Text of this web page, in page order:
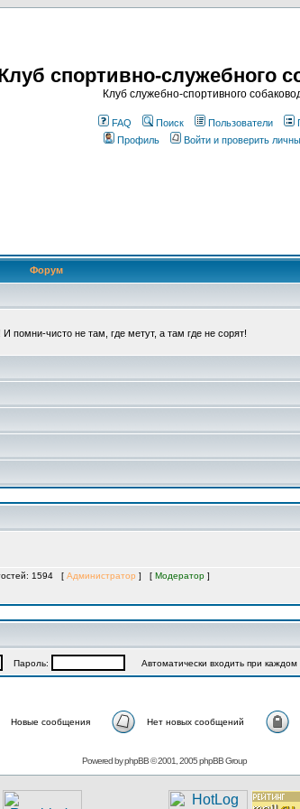
спортивно-служебного
Клуб служебно-спортивного
FAQ Поиск Пользователи
Профиль
Войти и проверить
Форум
помни-чисто не там, где метут, а там где не сорят!
1594 [ Администратор ] [ Модератор ]
Пароль: Автоматически входить при каждом
Новые сообщения Нет новых сообщений
Powered byphpBB© 2001, 2005 phpBB Group